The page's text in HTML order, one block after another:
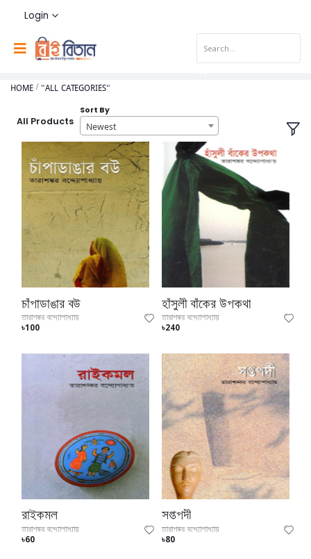
Login
HOME "ALL CATEGORIES"
All Products
Sort By
Newest
চাঁপাডাঙার বউ
তারাশঙ্কর বন্দ্যোপাধ্যায়
৳100
হাঁসুলী বাঁকের উপকথা
তারাশঙ্কর বন্দ্যোপাধ্যায়
৳240
রাইকমল
তারাশঙ্কর বন্দ্যোপাধ্যায়
৳60
সপ্তপদী
তারাশঙ্কর বন্দ্যোপাধ্যায়
৳80